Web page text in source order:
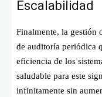
Escalabilidad
Finalmente, la gestión
de auditoría periódica
eficiencia de los
saludable para este
infinitamente sin